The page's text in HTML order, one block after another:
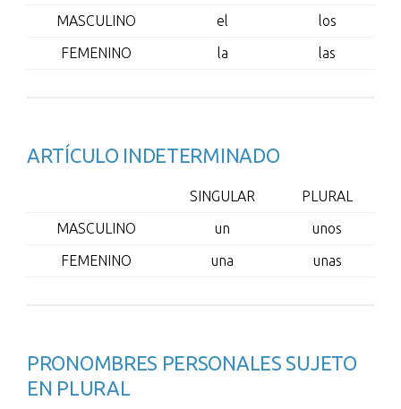
MASCULINO
el
los
FEMENINO
la las
ARTÍCULO INDETERMINADO
SINGULAR
PLURAL
MASCULINO
un
unos
FEMENINO
una unas
PRONOMBRES PERSONALES SUJETO
EN PLURAL